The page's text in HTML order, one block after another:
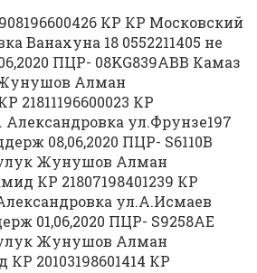
КР КР Московский
Ванахуна 18 0552211405 не
ПЦР- 08KG839ABB Камаз
Алман
21811196600023 КР
ул.Фрунзе197
08,06,2020 ПЦР- S6110B
Жунушов Алман
КР 21807198401239 КР
ул.А.Исмаев
01,06,2020 ПЦР- S9258AE
Жунушов Алман
20103198601414 КР